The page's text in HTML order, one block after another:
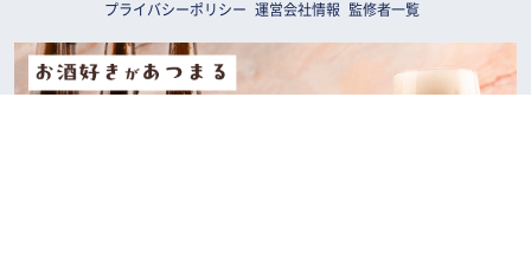
プライバシーポリシー
運営会社情報 監修者一覧